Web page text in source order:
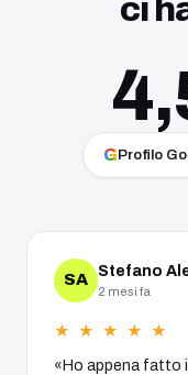
ci
GProfilo
SA Stefano
2 mesi fa
★ ★ ★ ★ ★
«Ho appena fatto